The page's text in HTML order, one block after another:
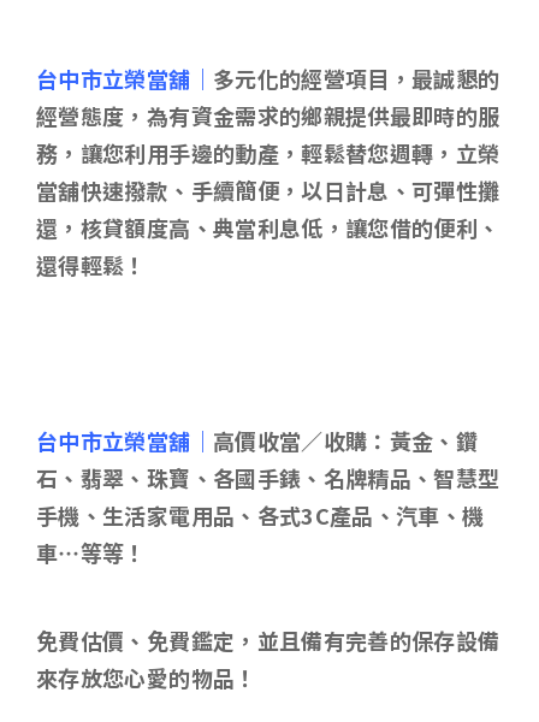
台中市立榮當舖｜ 多元化的經營項目，最誠懇的
經營態度，為有資金需求的鄉親提供最即時的服
務，讓您利用手邊的動產，輕鬆替您週轉，立榮
當舖快速撥款、手續簡便，以日計息、可彈性攤
還，核貸額度高、典當利息低，讓您借的便利、
還得輕鬆！
台中市立榮當舖｜ 高價收當／收購：黃金、鑽
石、翡翠、珠寶、各國手錶、名牌精品、智慧型
手機、生活家電用品、各式3C產品、汽車、機
車…等等！
免費估價、免費鑑定，並且備有完善的保存設備
來存放您心愛的物品！